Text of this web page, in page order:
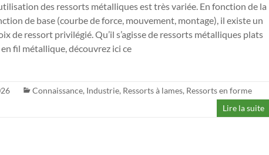
des ressorts métalliques est très variée. En fonction de la
de base (courbe de force, mouvement, montage), il existe un
de ressort privilégié. Qu’il s’agisse de ressorts métalliques plats
fil métallique, découvrez ici ce
Connaissance, Industrie, Ressorts à lames, Ressorts en forme
Lire la suite